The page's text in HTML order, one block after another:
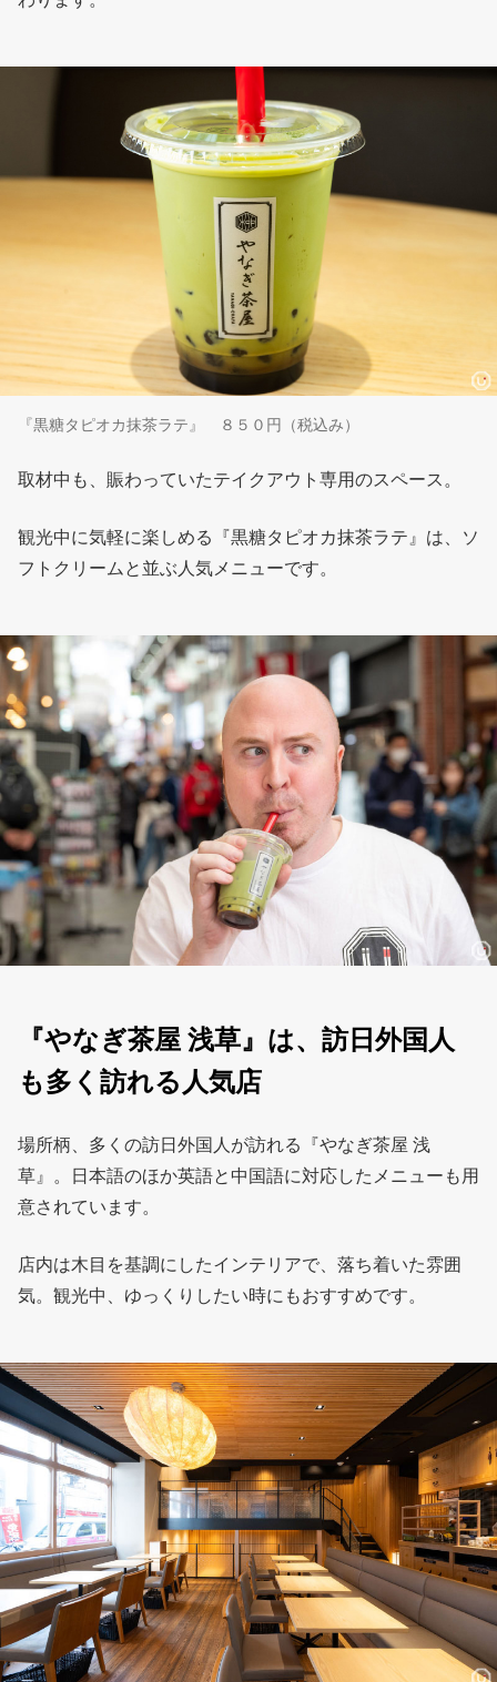
『黒糖タピオカ抹茶ラテ』 ８５０円（税込み）
取材中も、賑わっていたテイクアウト専用のスペース。
観光中に気軽に楽しめる『黒糖タピオカ抹茶ラテ』は、ソ
フトクリームと並ぶ人気メニューです。
『やなぎ茶屋 浅草』は、訪日外国人
も多く訪れる人気店
場所柄、多くの訪日外国人が訪れる『やなぎ茶屋 浅
草』。日本語のほか英語と中国語に対応したメニューも用
意されています。
店内は木目を基調にしたインテリアで、落ち着いた雰囲
気。観光中、ゆっくりしたい時にもおすすめです。